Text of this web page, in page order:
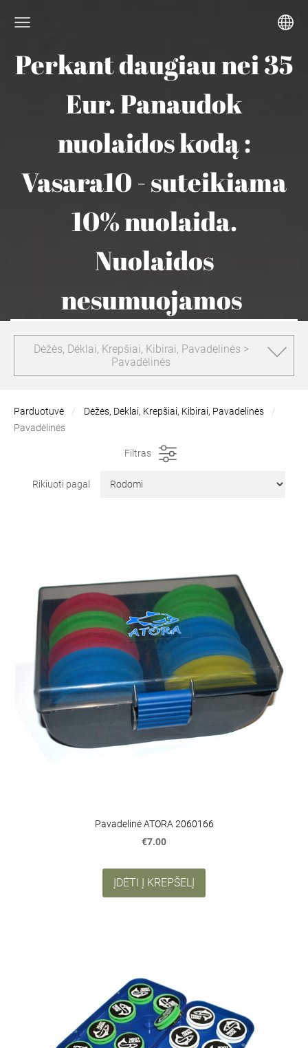
Perkant daugiau nei 35
Eur. Panaudok
nuolaidos kodą :
Vasara10 - suteikiama
10% nuolaida.
Nuolaidos
nesumuojamos
Dėžės, Dėklai, Krepšiai, Kibirai, Pavadelinės >
Pavadėlinės
Parduotuvė
Dėžės, Dėklai, Krepšiai, Kibirai, Pavadelinės
Pavadėlinės
Filtras
Rikiuoti pagal
Pavadelinė ATORA 2060166
€7.00
ĮDĖTI Į KREPŠELĮ